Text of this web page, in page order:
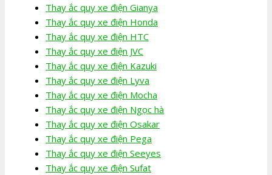
Thay ắc quy xe điện Gianya
Thay ắc quy xe điện Honda
Thay ắc quy xe điện HTC
Thay ắc quy xe điện JVC
Thay ắc quy xe điện Kazuki
Thay ắc quy xe điện Lyva
Thay ắc quy xe điện Mocha
Thay ắc quy xe điện Ngọc hà
Thay ắc quy xe điện Osakar
Thay ắc quy xe điện Pega
Thay ắc quy xe điện Seeyes
Thay ắc quy xe điện Sufat